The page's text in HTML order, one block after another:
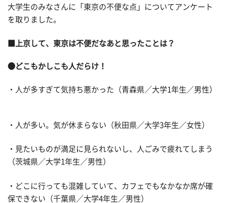
大学生のみなさんに「東京の不便な点」についてアンケート
を取りました。
■上京して、東京は不便だなあと思ったことは？
●どこもかしこも人だらけ！
・人が多すぎて気持ち悪かった（青森県／大学1年生／男性）
・人が多い。気が休まらない（秋田県／大学3年生／女性）
・見たいものが満足に見られないし、人ごみで疲れてしまう
（茨城県／大学1年生／男性）
・どこに行っても混雑していて、カフェでもなかなか席が確
保できない（千葉県／大学4年生／男性）